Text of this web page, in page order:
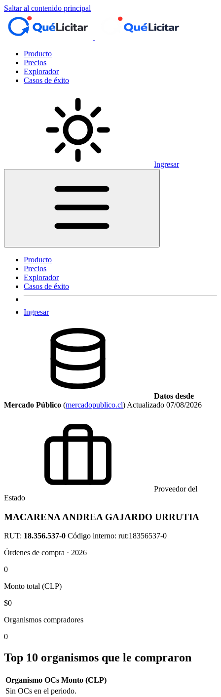
Saltar al contenido principal
Producto
Precios
Explorador
Casos de éxito
Ingresar
Producto
Precios
Explorador
Casos de éxito
Ingresar
Datos desde
Mercado Público (mercadopublico.cl) Actualizado 07/08/2026
Proveedor del
Estado
MACARENA ANDREA GAJARDO URRUTIA
RUT: 18.356.537-0 Código interno: rut:18356537-0
Órdenes de compra · 2026
0
Monto total (CLP)
$0
Organismos compradores
0
Top 10 organismos que le compraron
Organismo OCs Monto (CLP)
Sin OCs en el periodo.